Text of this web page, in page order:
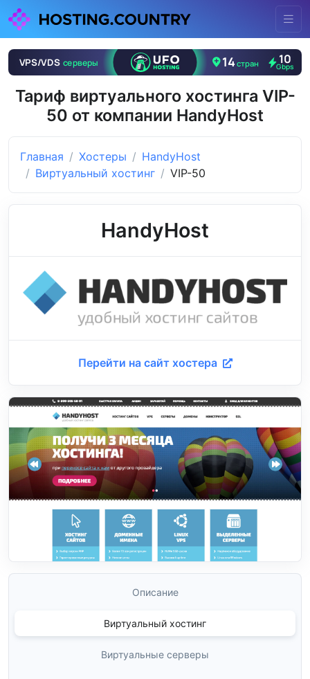
Тариф виртуального хостинга VIP-
50 от компании HandyHost
Главная Хостеры
HandyHost
Виртуальный хостинг
VIP-50
HandyHost
Перейти на сайт хостера
Описание
Виртуальный хостинг
Виртуальные серверы